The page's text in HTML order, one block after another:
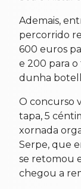
Ademais,
percorrido
600 euros
e 200 para
dunha
O concurso
tapa, 5
xornada
Serpe, que
se retomou
chegou a